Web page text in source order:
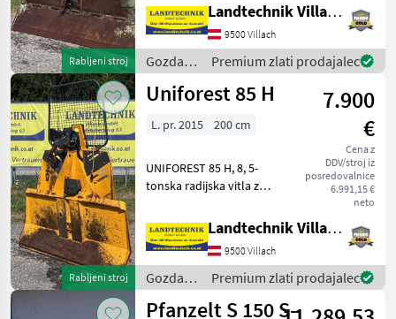
Rabljeni stroj
hidravlični. Zložljiva plošča
210 cm, nastavljiva vodenje
vrvi prek hidravličnega st
Landtechnik Villach GmbH
9500 Villach
Gozdarska
in
lesarska
Premium zlati prodajalec
Rabljeni stroj
Uniforest 85 H
7.900
€
Cena z
DDV/stroj iz
posredovalnice
6.991,15 €
neto
L. pr. 2015 200 cm
UNIFOREST 85 H, 8, 5-
tonska radijska vitla z
vodenim kolesom za vrv,
izpustom vrvi, vrvjo s
paralelno kljuko, drsnikom
za vrv, 2 držali za motorn
Landtechnik Villach GmbH
9500 Villach
Gozdarska
in
lesarska
Premium zlati prodajalec
Pfanzelt S 150 S-